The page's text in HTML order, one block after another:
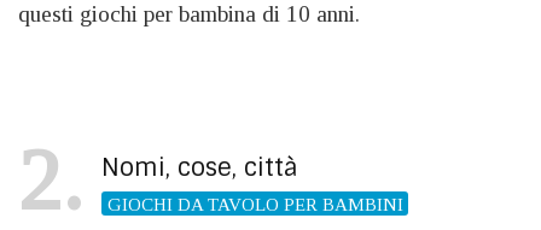
questi giochi per bambina di 10 anni.
2 Nomi, cose, città
GIOCHI DA TAVOLO PER BAMBINI